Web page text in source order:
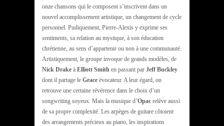
onze chansons qui le composent s’inscrivent dans un
nouvel accomplissement artistique, un changement de cycle
personnel. Pudiquement, Pierre-Alexis y exprime ses
sentiments, sa relation au mystique, à son éducation
chrétienne, au sens d’appartenir ou non à une communauté.
Artistiquement, le groupe invoque de grands modèles, de
Nick Drake à Elliott Smith en passant par Jeff Buckley
dont il partage le Grace évocateur. A leur égard, on
retrouve une certaine révérence dans le choix d’un
songwriting soyeux. Mais la musique d’Opac relève aussi
de sa propre complexité. Les arpèges de guitare côtoient
des arrangements précieux au piano, les inspirations